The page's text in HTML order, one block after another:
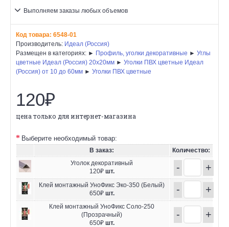
Выполняем заказы любых объемов
Код товара: 6548-01
Производитель: Идеал (Россия)
Размещен в категориях: ► Профиль, уголки декоративные ► Углы
цветные Идеал (Россия) 20х20мм ► Уголки ПВХ цветные Идеал
(Россия) от 10 до 60мм ► Уголки ПВХ цветные
120₽
цена только для интернет-магазина
Выберите необходимый товар:
В заказ:
Количество:
Уголок декоративный
120₽ шт. - +
Клей монтажный УноФикс Эко-350 (Белый)
650₽ шт. - +
Клей монтажный УноФикс Соло-250
(Прозрачный)
650₽ шт.
- +